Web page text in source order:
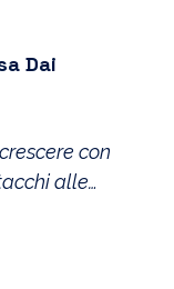
Dai
con
alle
sono